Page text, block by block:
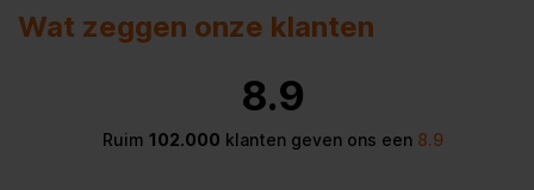
Wat zeggen onze klanten
8.9
Ruim 102.000 klanten geven ons een8.9